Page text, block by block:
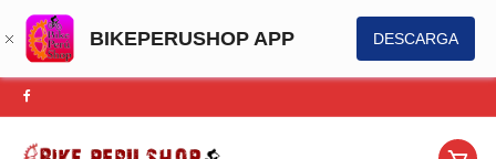
BIKEPERUSHOP APP DESCARGA
Saltar
al
contenido